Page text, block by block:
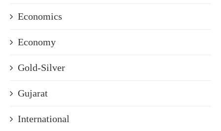
Economics
Economy
Gold-Silver
Gujarat
International